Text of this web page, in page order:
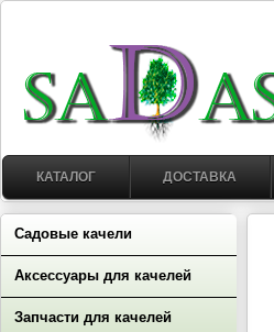
КАТАЛОГ ДОСТАВКА
Садовые качели
Аксессуары для качелей
Запчасти для качелей